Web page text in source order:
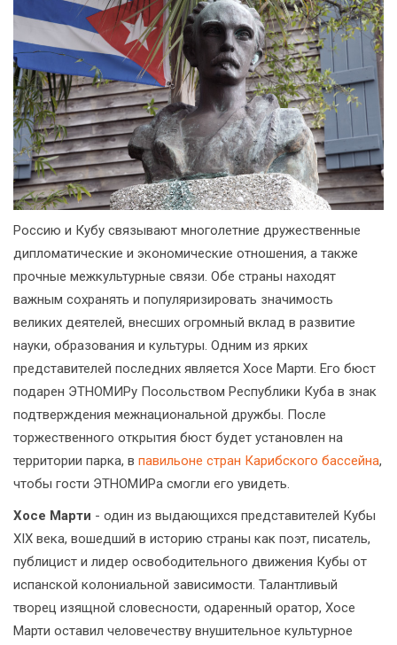
Россию и Кубу связывают многолетние дружественные
дипломатические и экономические отношения, а также
прочные межкультурные связи. Обе страны находят
важным сохранять и популяризировать значимость
великих деятелей, внесших огромный вклад в развитие
науки, образования и культуры. Одним из ярких
представителей последних является Хосе Марти. Его бюст
подарен ЭТНОМИРу Посольством Республики Куба в знак
подтверждения межнациональной дружбы. После
торжественного открытия бюст будет установлен на
территории парка, в павильоне стран Карибского бассейна,
чтобы гости ЭТНОМИРа смогли его увидеть.
Хосе Марти - один из выдающихся представителей Кубы
XIX века, вошедший в историю страны как поэт, писатель,
публицист и лидер освободительного движения Кубы от
испанской колониальной зависимости. Талантливый
творец изящной словесности, одаренный оратор, Хосе
Марти оставил человечеству внушительное культурное